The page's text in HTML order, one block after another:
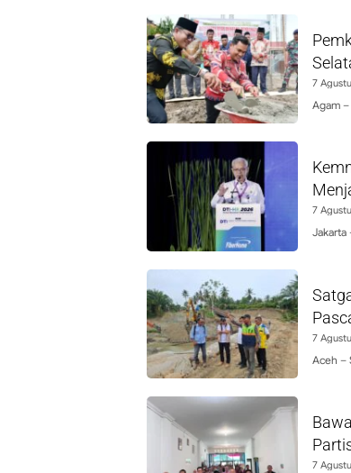
7
Agam
7
Jakarta
7
Aceh –
7